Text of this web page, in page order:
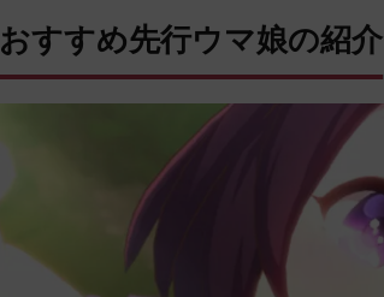
おすすめ先行ウマ娘の紹介